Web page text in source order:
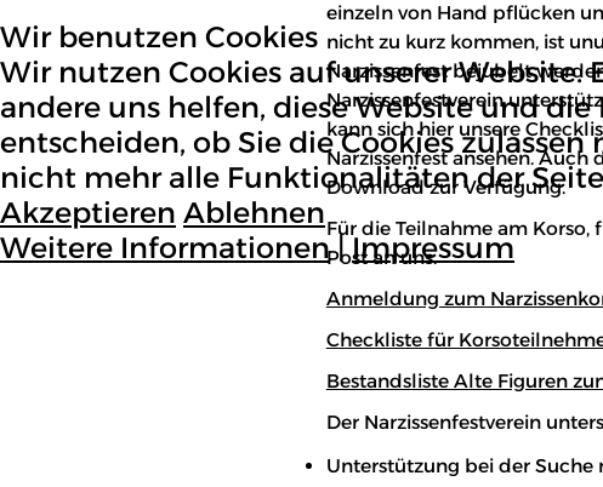
einzeln von Hand pflücken
nicht zu kurz kommen, ist
Narzissenfest bejubelt
Narzissenfestverein
kann sich hier unsere
Narzissenfest ansehen.
Download zur Verfügung.
Für die Teilnahme am
Post an uns.
Anmeldung zum
Checkliste für
Bestandsliste Alte Figuren
Der Narzissenfestverein
Unterstützung bei der Suche
Wir benutzen Cookies
Wir nutzen Cookies auf unserer
andere uns helfen, diese Website und
entscheiden, ob Sie die Cookies
nicht mehr alle Funktionalitäten der
Akzeptieren Ablehnen
Weitere Informationen|Impressum